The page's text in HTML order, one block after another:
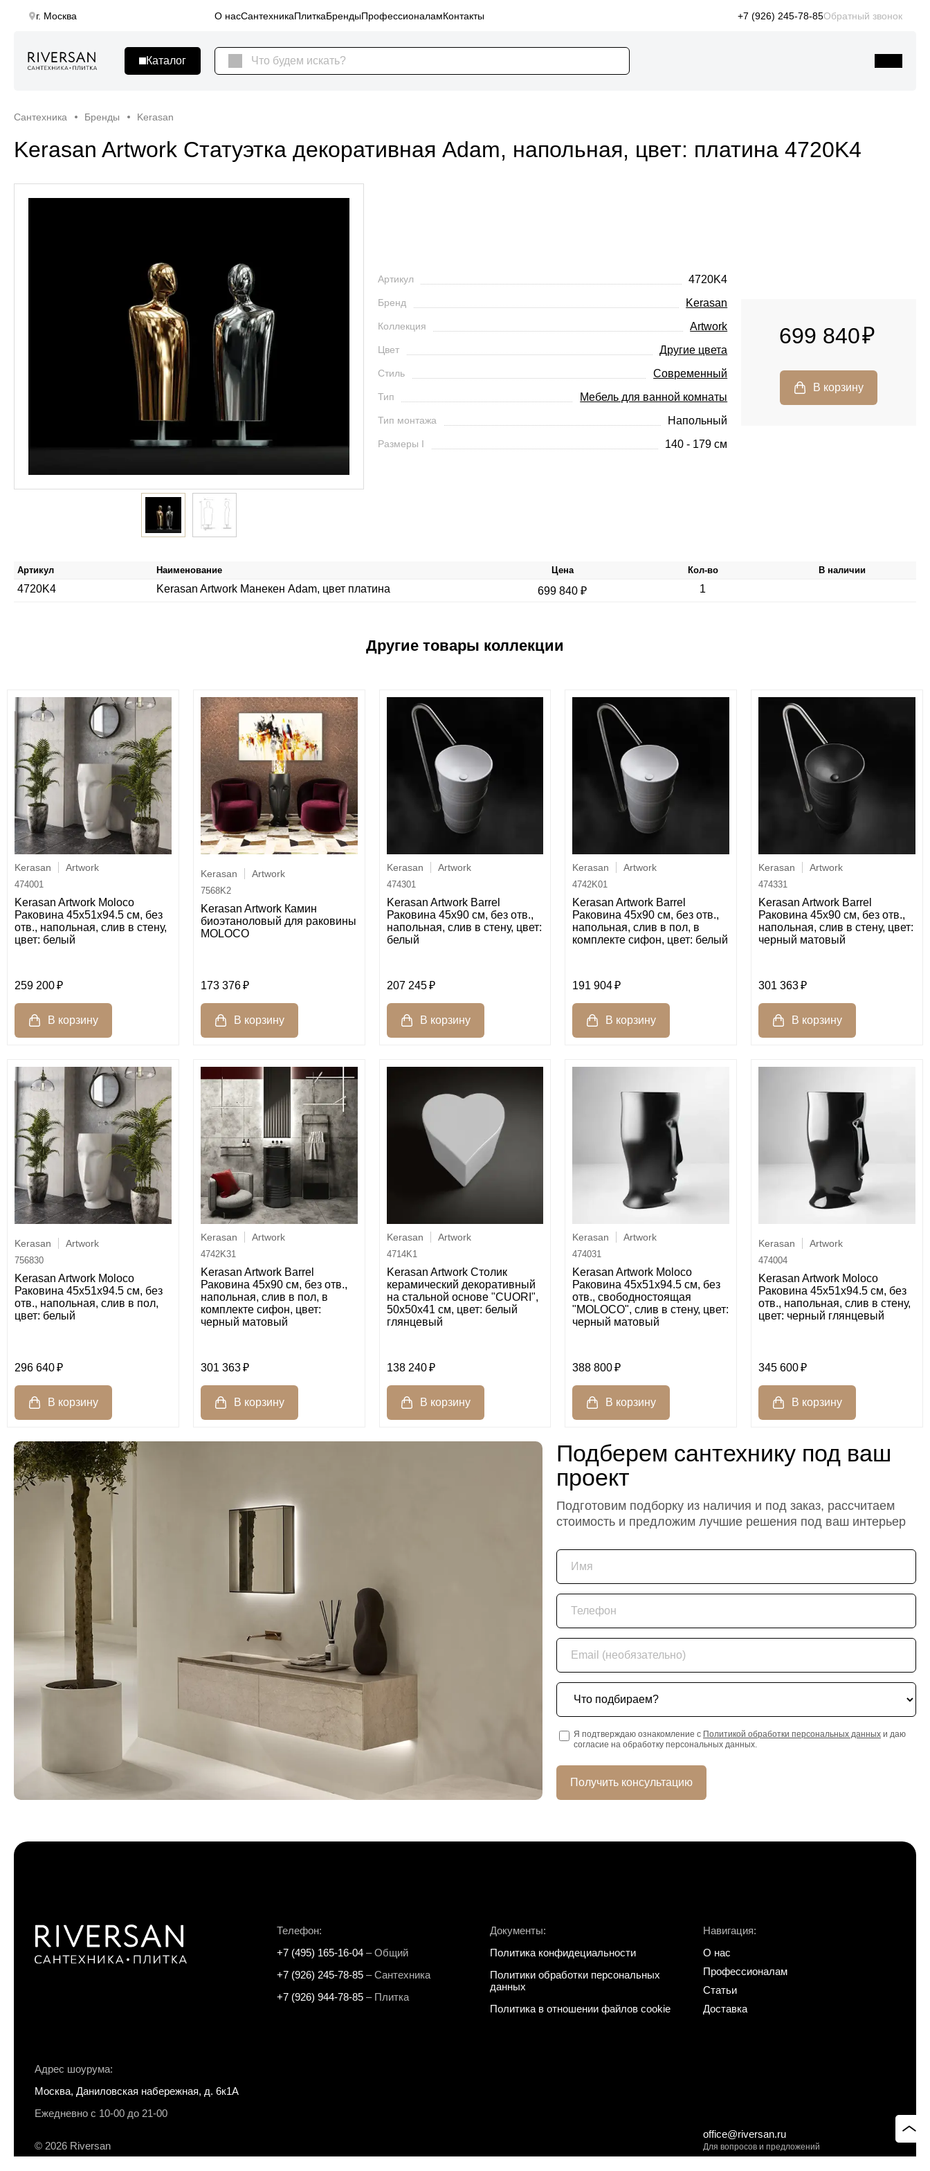
г. Москва О насСантехникаПлиткаБрендыПрофессионаламКонтакты +7 (926) 245-78-85Обратный звонок
Сантехника Бренды Kerasan
Kerasan Artwork Cтатуэтка декоративная Adam, напольная, цвет: платина 4720K4
Артикул 4720K4
Бренд Kerasan
Коллекция Artwork
Цвет Другие цвета
Стиль Современный
Тип Мебель для ванной комнаты
Тип монтажа Напольный
Размеры I 140 - 179 см
699 840
Артикул Наименование Цена Кол-во В наличии
4720K4 Kerasan Artwork Манекен Adam, цвет платина 699 840 ₽ 1
Kerasan Artwork
474001
Kerasan Artwork Moloco
Раковина 45х51х94.5 см, без
отв., напольная, слив в стену,
цвет: белый
259 200
Kerasan Artwork
7568K2
Kerasan Artwork Камин
биоэтаноловый для раковины
MOLOCO
173 376
Kerasan Artwork
474301
Kerasan Artwork Barrel
Раковина 45x90 см, без отв.,
напольная, слив в стену, цвет:
белый
207 245
Kerasan Artwork
4742K01
Kerasan Artwork Barrel
Раковина 45х90 см, без отв.,
напольная, слив в пол, в
комплекте сифон, цвет: белый
191 904
Kerasan Artwork
474331
Kerasan Artwork Barrel
Раковина 45x90 см, без отв.,
напольная, слив в стену, цвет:
черный матовый
301 363
Kerasan Artwork
756830
Kerasan Artwork Moloco
Раковина 45х51х94.5 см, без
отв., напольная, слив в пол,
цвет: белый
296 640
Kerasan Artwork
4742K31
Kerasan Artwork Barrel
Раковина 45х90 см, без отв.,
напольная, слив в пол, в
комплекте сифон, цвет:
черный матовый
301 363
Kerasan Artwork
4714K1
Kerasan Artwork Столик
керамический декоративный
на стальной основе "CUORI",
50х50х41 см, цвет: белый
глянцевый
138 240
Kerasan Artwork
474031
Kerasan Artwork Moloco
Раковина 45x51x94.5 см, без
отв., свободностоящая
"MOLOCO", слив в стену, цвет:
черный матовый
388 800
Kerasan Artwork
474004
Kerasan Artwork Moloco
Раковина 45x51x94.5 см, без
отв., напольная, слив в стену,
цвет: черный глянцевый
345 600
Подберем сантехнику под ваш
проект
Подготовим подборку из наличия и под заказ, рассчитаем
стоимость и предложим лучшие решения под ваш интерьер
Имя
Телефон
Email (необязательно)
Что подбираем?
Я подтверждаю ознакомление с Политикой обработки персональных данных и даю
согласие на обработку персональных данных.
Получить консультацию
Адрес шоурума:
Москва, Даниловская набережная, д. 6к1А
Ежедневно с 10-00 до 21-00
© 2026 Riversan
Телефон:
+7 (495) 165-16-04– Общий
+7 (926) 245-78-85– Сантехника
+7 (926) 944-78-85– Плитка
Документы:
Политика конфидециальности
Политики обработки персональных
данных
Политика в отношении файлов cookie
Навигация:
О нас
Профессионалам
Статьи
Доставка
office@riversan.ru
Для вопросов и предложений